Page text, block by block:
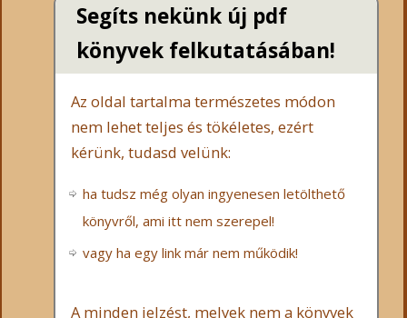
Segíts nekünk új pdf
könyvek felkutatásában!
Az oldal tartalma természetes módon
nem lehet teljes és tökéletes, ezért
kérünk, tudasd velünk:
ha tudsz még olyan ingyenesen letölthető
könyvről, ami itt nem szerepel!
vagy ha egy link már nem működik!
A minden jelzést, melyek nem a könyvek